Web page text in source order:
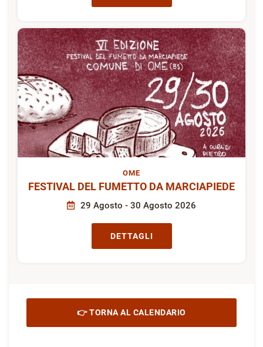
OME
FESTIVAL DEL FUMETTO DA MARCIAPIEDE
29 Agosto - 30 Agosto 2026
DETTAGLI
👉 TORNA AL CALENDARIO